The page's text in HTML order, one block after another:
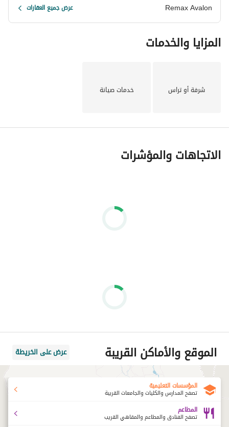
Remax Avalon عرض جميع العقارات
المزايا والخدمات
شرفة أو تراس خدمات صيانة
الاتجاهات والمؤشرات
الموقع والأماكن القريبة عرض على الخريطة
المؤسسات التعليمية
تصفح المدارس والكليات والجامعات القريبة
المطاعم
تصفح الفنادق والمطاعم والمقاهي القريب